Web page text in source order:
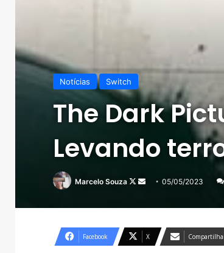
Notícias Switch
The Dark
Levando
Marcelo Souza
Follow
X
Mande
e-
05/05/2023
Facebook X